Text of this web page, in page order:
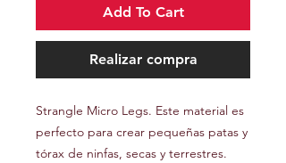
Add To Cart
Realizar compra
Strangle Micro Legs. Este material es
perfecto para crear pequeñas patas y
tórax de ninfas, secas y terrestres.